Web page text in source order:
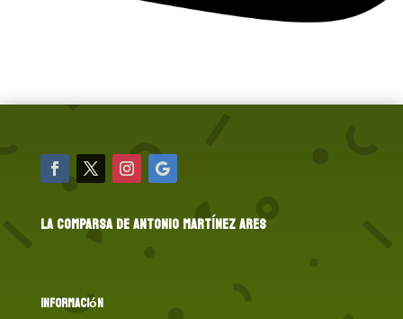
LA COMPARSA DE ANTONIO MARTÍNEZ ARES
Información